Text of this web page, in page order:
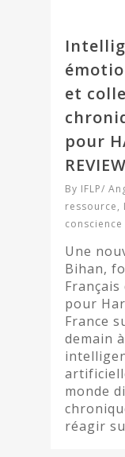
et
pour
REVIEW
By IFLP/
ressource,
conscience
Une
Bihan,
pour
France
demain
monde
réagir